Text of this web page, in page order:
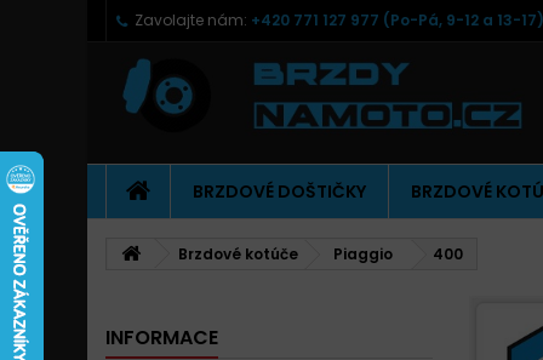
Zavolajte nám: +420 771 127 977 (Po-Pá, 9-12 a 13-17)
BRZDOVÉ DOŠTIČKY BRZDOVÉ
Brzdové kotúče Piaggio 400
INFORMACE